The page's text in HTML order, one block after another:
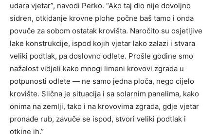
udara vjetar”, navodi Perko. “Ako taj dio nije dovoljno
sidren, otkidanje krovne plohe počne baš tamo i onda
povuče za sobom ostatak krovišta. Naročito su osjetljive
lake konstrukcije, ispod kojih vjetar lako zalazi i stvara
veliki podtlak, pa doslovno odlete. Prošle godine smo
nažalost vidjeli kako mnogi limeni krovovi zgrada u
potpunosti odlete — ne samo jedna ploča, nego cijelo
krovište. Slična je situacija i sa solarnim panelima, kako
onima na zemlji, tako i na krovovima zgrada, gdje vjetar
pronađe rub, zavuče se ispod, stvori veliki podtlak i
otkine ih.”